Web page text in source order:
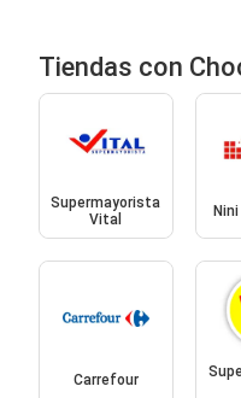
Tiendas con
Supermayorista
Vital
Carrefour